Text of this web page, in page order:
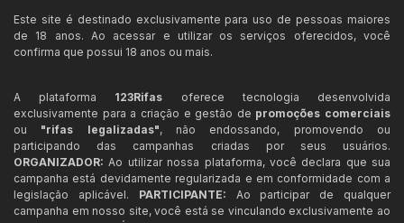
Este site é destinado exclusivamente para uso de pessoas maiores
de 18 anos. Ao acessar e utilizar os serviços oferecidos, você
confirma que possui 18 anos ou mais.
A plataforma 123Rifas oferece tecnologia desenvolvida
exclusivamente para a criação e gestão de promoções comerciais
ou "rifas legalizadas", não endossando, promovendo ou
participando das campanhas criadas por seus usuários.
ORGANIZADOR: Ao utilizar nossa plataforma, você declara que sua
campanha está devidamente regularizada e em conformidade com a
legislação aplicável. PARTICIPANTE: Ao participar de qualquer
campanha em nosso site, você está se vinculando exclusivamente ao